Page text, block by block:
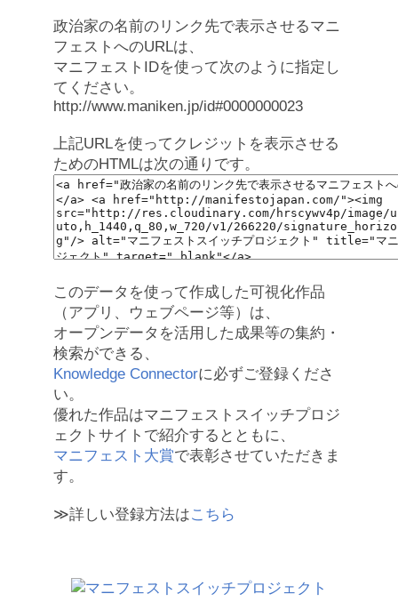
政治家の名前のリンク先で表示させるマニ
フェストへのURLは、
マニフェストIDを使って次のように指定し
てください。
http://www.maniken.jp/id#0000000023
上記URLを使ってクレジットを表示させる
ためのHTMLは次の通りです。
このデータを使って作成した可視化作品
（アプリ、ウェブページ等）は、
オープンデータを活用した成果等の集約・
検索ができる、
Knowledge Connectorに必ずご登録くださ
い。
優れた作品はマニフェストスイッチプロジ
ェクトサイトで紹介するとともに、
マニフェスト大賞で表彰させていただきま
す。
≫詳しい登録方法はこちら